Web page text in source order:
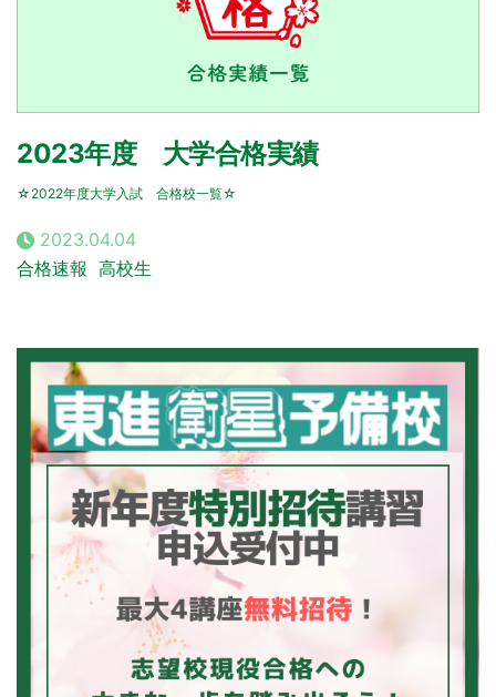
2023年度 大学合格実績
☆2022年度大学入試 合格校一覧☆
2023.04.04
合格速報 高校生